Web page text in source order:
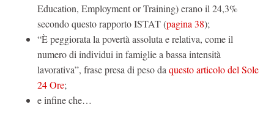
Education, Employment or Training) erano il 24,3%
secondo questo rapporto ISTAT (pagina 38);
“È peggiorata la povertà assoluta e relativa, come il
numero di individui in famiglie a bassa intensità
lavorativa”, frase presa di peso da questo articolo del Sole
24 Ore;
e infine che…